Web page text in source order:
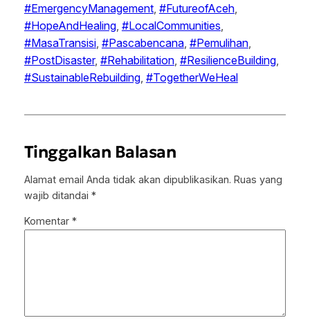
#EmergencyManagement, #FutureofAceh
#HopeAndHealing, #LocalCommunities
#MasaTransisi, #Pascabencana, #Pemulihan
#PostDisaster, #Rehabilitation, #ResilienceBuilding
#SustainableRebuilding, #TogetherWeHeal
Tinggalkan Balasan
Alamat email Anda tidak akan dipublikasikan. Ruas yang
wajib ditandai *
Komentar *